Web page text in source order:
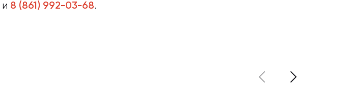
и 8 (861) 992-03-68.